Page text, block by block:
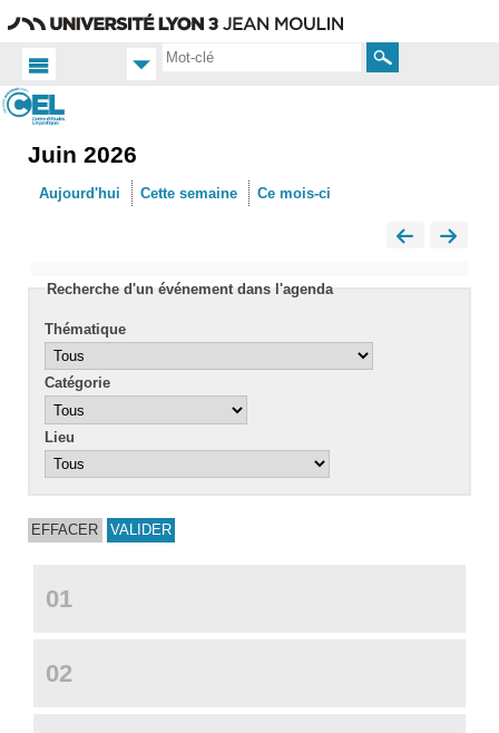
Rechercher
Accueil
Juin 2026
Aujourd'hui Cette semaine Ce mois-ci
Recherche d'un événement dans l'agenda
Thématique
Catégorie
Lieu
01
02